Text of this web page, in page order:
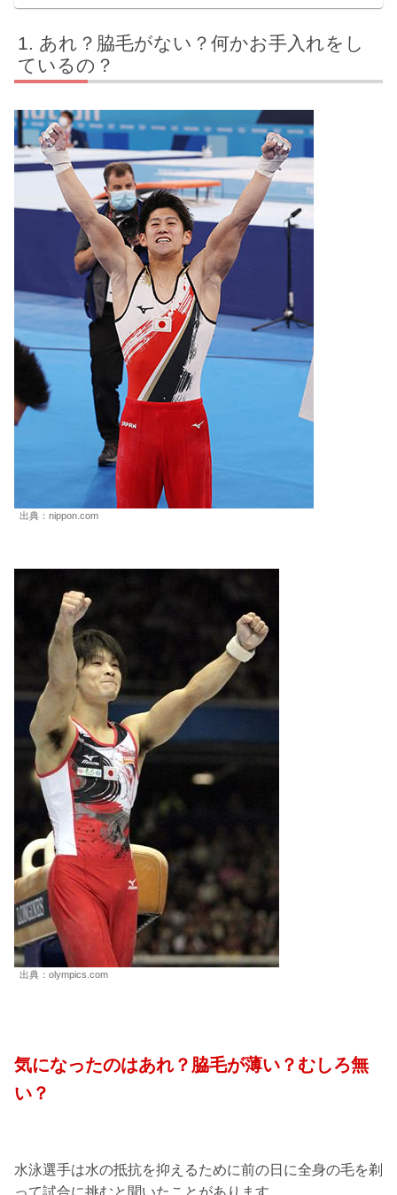
あれ？脇毛がない？何かお手入れをし
ているの？
出典：nippon.com
出典：olympics.com
気になったのはあれ？脇毛が薄い？むしろ無
い？
水泳選手は水の抵抗を抑えるために前の日に全身の毛を剃
って試合に挑むと聞いたことがあります。